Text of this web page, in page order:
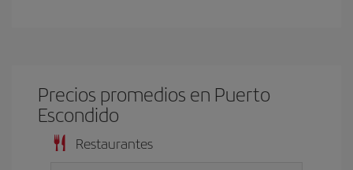
Precios promedios en Puerto
Escondido
Restaurantes